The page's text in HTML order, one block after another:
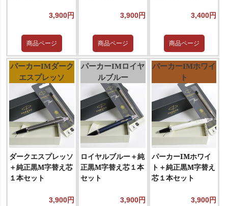
3,900円
商品ページ
3,900円
商品ページ
3,400円
商品ページ
パーカーIMダーク
エスプレッソ
ダークエスプレッソ
＋純正黒M字替え芯
１本セット
3,900円
パーカーIMロイヤ
ルブルー
ロイヤルブルー＋純
正黒M字替え芯１本
セット
3,900円
パーカーIMホワイ
ト
パーカーIMホワイ
ト＋純正黒M字替え
芯１本セット
3,900円